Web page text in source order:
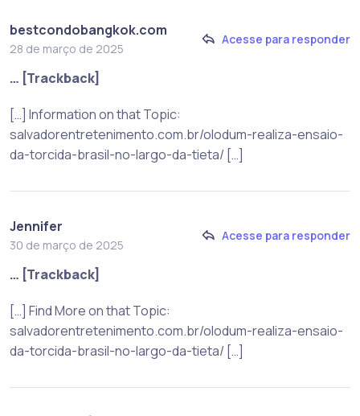
bestcondobangkok.com
28 de março de 2025
Acesse para responder
… [Trackback]
[…] Information on that Topic:
salvadorentretenimento.com.br/olodum-realiza-ensaio-
da-torcida-brasil-no-largo-da-tieta/ […]
Jennifer
30 de março de 2025
Acesse para responder
… [Trackback]
[…] Find More on that Topic:
salvadorentretenimento.com.br/olodum-realiza-ensaio-
da-torcida-brasil-no-largo-da-tieta/ […]